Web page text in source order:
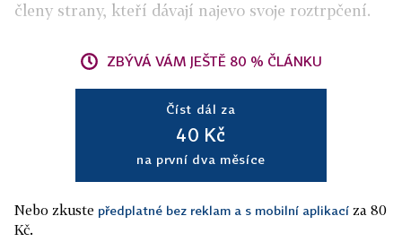
členy strany, kteří dávají najevo svoje roztrpčení.
ZBÝVÁ VÁM JEŠTĚ 80 % ČLÁNKU
Číst dál za
40 Kč
na první dva měsíce
Nebo zkuste předplatné bez reklam a s mobilní aplikací za 80
Kč.